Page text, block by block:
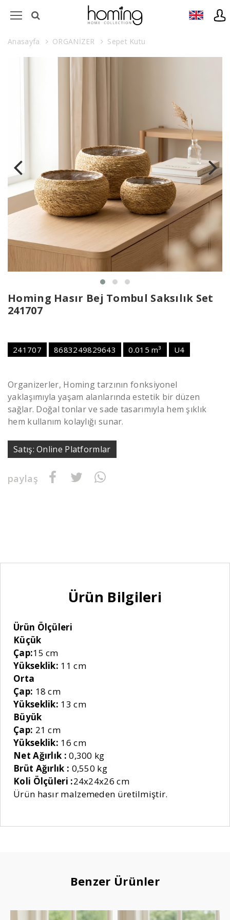
Anasayfa ORGANİZER Sepet Kutu
Homing Hasır Bej Tombul Saksılık Set
241707
241707 8683249829643 0.015 m³ U4
Organizerler, Homing tarzının fonksiyonel
yaklaşımıyla yaşam alanlarında estetik bir düzen
sağlar. Doğal tonlar ve sade tasarımıyla hem şıklık
hem kullanım kolaylığı sunar.
Satış: Online Platformlar
paylaş
Ürün Bilgileri
Ürün Ölçüleri
Küçük
Çap:15 cm
Yükseklik: 11 cm
Orta
Çap: 18 cm
Yükseklik: 13 cm
Büyük
Çap: 21 cm
Yükseklik: 16 cm
Net Ağırlık :0,300 kg
Brüt Ağırlık : 0,550 kg
Koli Ölçüleri :24x24x26 cm
Ürün hasır malzemeden üretilmiştir.
Benzer Ürünler